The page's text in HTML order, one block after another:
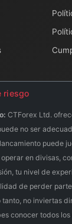
riesgo
CTForex Ltd.
no ser
puede
en divisas,
tu nivel de
de perder
no inviertas
conocer todos los